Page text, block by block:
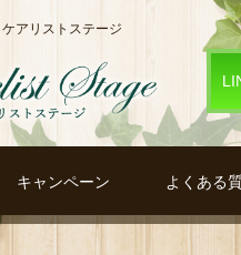
アリストステージ
キャンペーン よくある